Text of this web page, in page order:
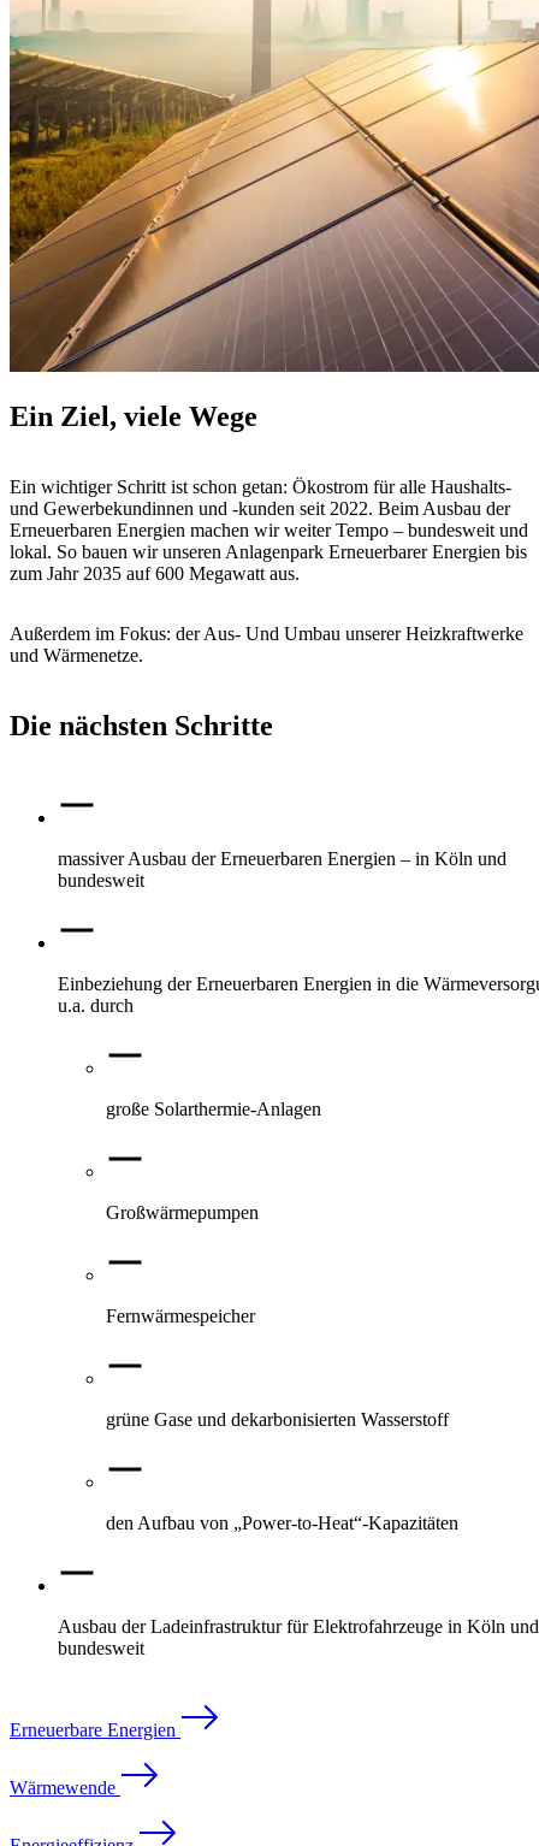
Ein Ziel, viele Wege
Ein wichtiger Schritt ist schon getan: Ökostrom für alle Haushalts-
und Gewerbekundinnen und -kunden seit 2022. Beim Ausbau der
Erneuerbaren Energien machen wir weiter Tempo – bundesweit und
lokal. So bauen wir unseren Anlagenpark Erneuerbarer Energien bis
zum Jahr 2035 auf 600 Megawatt aus.
Außerdem im Fokus: der Aus- Und Umbau unserer Heizkraftwerke
und Wärmenetze.
Die nächsten Schritte
massiver Ausbau der Erneuerbaren Energien – in Köln und
bundesweit
Einbeziehung der Erneuerbaren Energien in die
u.a. durch
große Solarthermie-Anlagen
Großwärmepumpen
Fernwärmespeicher
grüne Gase und dekarbonisierten Wasserstoff
den Aufbau von „Power-to-Heat“-Kapazitäten
Ausbau der Ladeinfrastruktur für Elektrofahrzeuge in Köln und
bundesweit
Erneuerbare Energien
Wärmewende